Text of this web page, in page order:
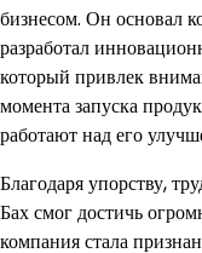
бизнесом. Он основал
разработал
который привлек
момента запуска
работают над его
Благодаря упорству,
Бах смог достичь
компания стала